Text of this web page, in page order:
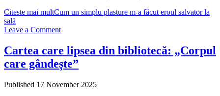
Citeste mai multCum un simplu plasture m-a făcut eroul salvator la
sală
Leave a Comment
Cartea care lipsea din bibliotecă: „Corpul
care gândește”
Published 17 November 2025